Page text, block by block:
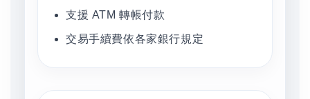
支援 ATM 轉帳付款
交易手續費依各家銀行規定